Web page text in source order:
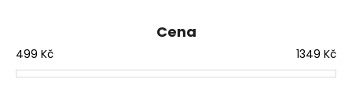
í
p
Cena
499 Kč 1349 Kč
u
č